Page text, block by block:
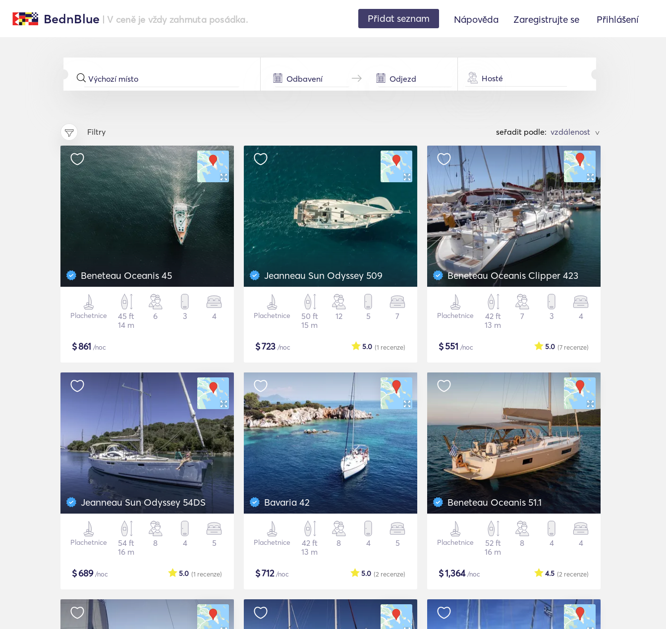
BednBlue | V ceně je vždy zahrnuta posádka. Přidat seznam Nápověda Zaregistrujte se Přihlášení
Hosté
Filtry seřadit podle: >
Beneteau Oceanis 45
Plachetnice
45 ft
14 m
6 3 4
$861 /noc
Jeanneau Sun Odyssey 509
Plachetnice
50 ft
15 m
12 5 7
$723 /noc (1 recenze)
5.0
Beneteau Oceanis Clipper 423
Plachetnice
42 ft
13 m
7 3 4
$551 /noc (7 recenze)
5.0
Jeanneau Sun Odyssey 54DS
Plachetnice
54 ft
16 m
8 4 5
$689/noc (1 recenze)
5.0
Bavaria 42
Plachetnice
42 ft
13 m
8 4 5
$712/noc (2 recenze)
5.0
Beneteau Oceanis 51.1
Plachetnice
52 ft
16 m
8 4 4
$1,364/noc (2 recenze)
4.5